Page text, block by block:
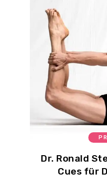
Dr. Ronald
Cues für